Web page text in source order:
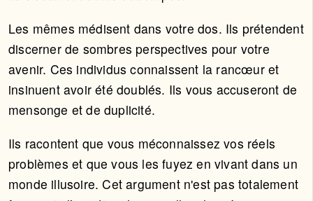
Les mêmes médisent dans votre dos. Ils prétendent
discerner de sombres perspectives pour votre
avenir. Ces individus connaissent la rancœur et
insinuent avoir été doublés. Ils vous accuseront de
mensonge et de duplicité.
Ils racontent que vous méconnaissez vos réels
problèmes et que vous les fuyez en vivant dans un
monde illusoire. Cet argument n'est pas totalement